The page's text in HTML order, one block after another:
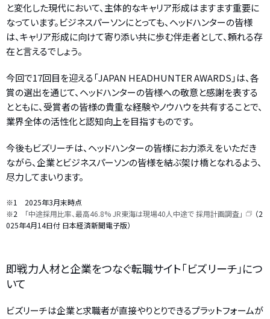
と変化した現代において、主体的なキャリア形成はますます重要に
なっています。ビジネスパーソンにとっても、ヘッドハンターの皆様
は、キャリア形成に向けて寄り添い共に歩む伴走者として、頼れる存
在と言えるでしょう。
今回で17回目を迎える「JAPAN HEADHUNTER AWARDS」は、各
賞の選出を通じて、ヘッドハンターの皆様への敬意と感謝を表する
とともに、受賞者の皆様の貴重な経験やノウハウを共有することで、
業界全体の活性化と認知向上を目指すものです。
今後もビズリーチは、ヘッドハンターの皆様にお力添えをいただき
ながら、企業とビジネスパーソンの皆様を結ぶ架け橋となれるよう、
尽力してまいります。
※1 2025年3月末時点
※2
「中途採用比率、最高46.8% JR東海は現場40人中途で 採用計画調査」
（2
025年4月14日付 日本経済新聞電子版）
即戦力人材と企業をつなぐ転職サイト「ビズリーチ」につ
いて
ビズリーチは企業と求職者が直接やりとりできるプラットフォームが